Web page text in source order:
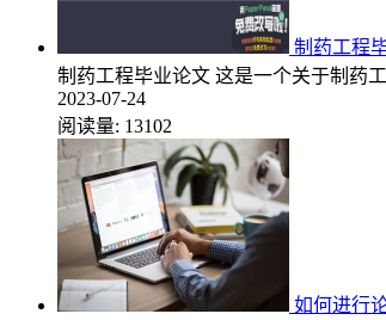
制药工程
制药工程毕业论文 这是一个关于制药
2023-07-24
阅读量: 13102
如何进行